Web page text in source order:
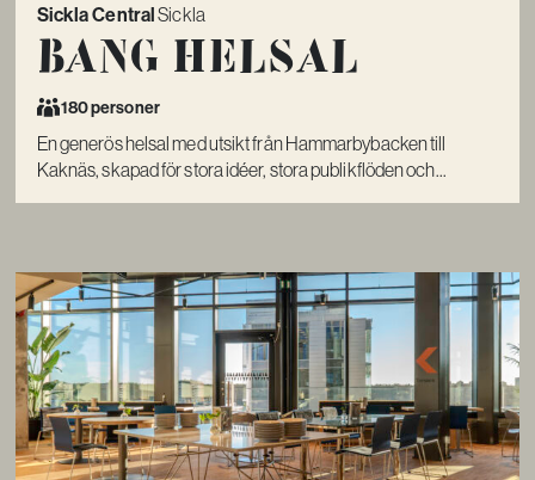
Sickla CentralSickla
Bang Helsal
180 personer
En generös helsal med utsikt från Hammarbybacken till
Kaknäs, skapad för stora idéer, stora publikflöden och...